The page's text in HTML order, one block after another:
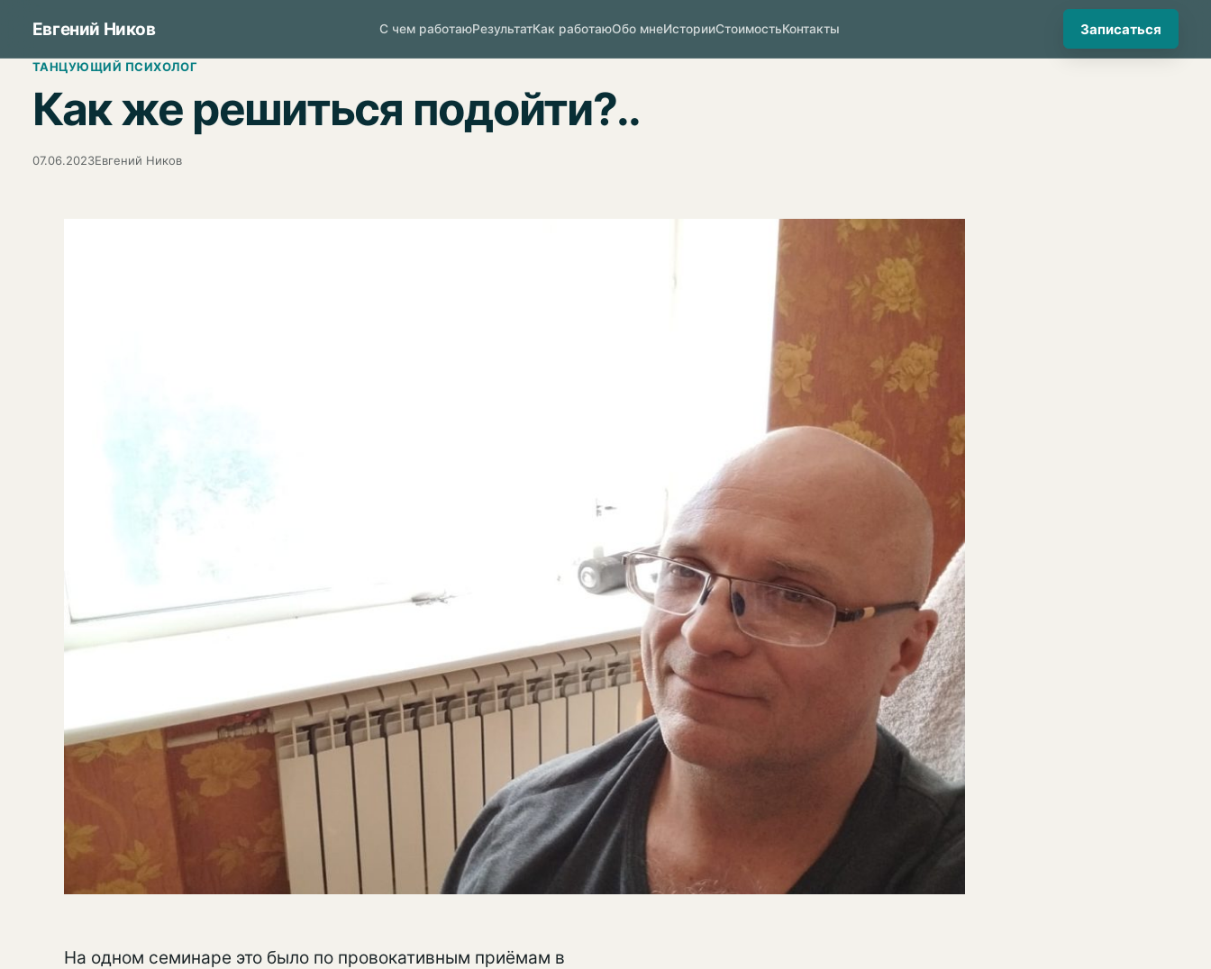
содержимому
Евгений Ников С чем работаюРезультатКак работаюОбо мнеИсторииСтоимостьКонтакты Записаться
ТАНЦУЮЩИЙ ПСИХОЛОГ
Как же решиться подойти?..
07.06.2023Евгений Ников
На одном семинаре это было по провокативным приёмам в